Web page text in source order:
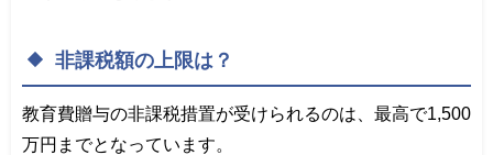
非課税額の上限は？
教育費贈与の非課税措置が受けられるのは、最高で1,500
万円までとなっています。